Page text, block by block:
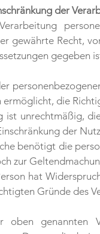
der
gewährte Recht,
gegeben
die
ist unrechtmäßig,
der
benötigt die
zur
hat
Gründe des
oben genannten